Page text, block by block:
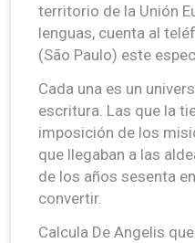
territorio de la Unión
lenguas, cuenta al
(São Paulo) este
Cada una es un
escritura. Las que la
imposición de los
que llegaban a las
de los años sesenta
convertir.
Calcula De Angelis